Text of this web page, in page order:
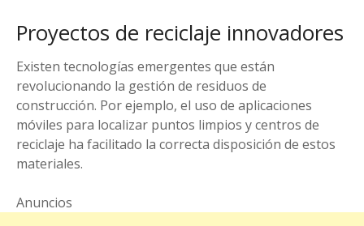
Proyectos de reciclaje innovadores
Existen tecnologías emergentes que están
revolucionando la gestión de residuos de
construcción. Por ejemplo, el uso de aplicaciones
móviles para localizar puntos limpios y centros de
reciclaje ha facilitado la correcta disposición de estos
materiales.
Anuncios